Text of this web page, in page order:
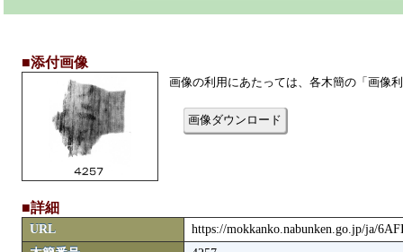
■添付画像
画像の利用にあたっては、各木簡の「画像
画像ダウンロード
■詳細
URL
https://mokkanko.nabunken.go.jp/ja/